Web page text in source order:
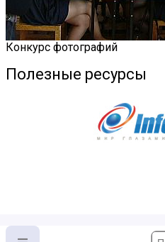
Конкурс фотографий
Полезные ресурсы